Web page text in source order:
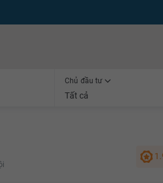
Chủ đầu tư
Tất cả